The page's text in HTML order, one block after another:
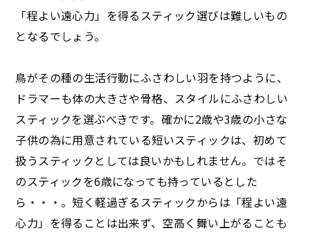
「程よい遠心力」を得るスティック選びは難しいもの
となるでしょう。
鳥がその種の生活行動にふさわしい羽を持つように、
ドラマーも体の大きさや骨格、スタイルにふさわしい
スティックを選ぶべきです。確かに2歳や3歳の小さな
子供の為に用意されている短いスティックは、初めて
扱うスティックとしては良いかもしれません。ではそ
のスティックを6歳になっても持っているとした
ら・・・。短く軽過ぎるスティックからは「程よい遠
心力」を得ることは出来ず、空高く舞い上がることも